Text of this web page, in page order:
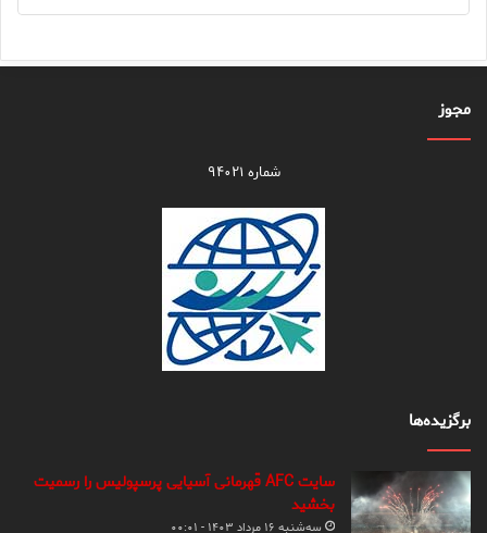
مجوز
شماره ۹۴۰۲۱
برگزیده‌ها
سایت AFC قهرمانی آسیایی پرسپولیس را رسمیت
بخشید
سه‌شنبه ۱۶ مرداد ۱۴۰۳ - ۰۰:۰۱